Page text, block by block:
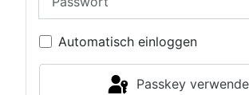
Automatisch einloggen
Passkey